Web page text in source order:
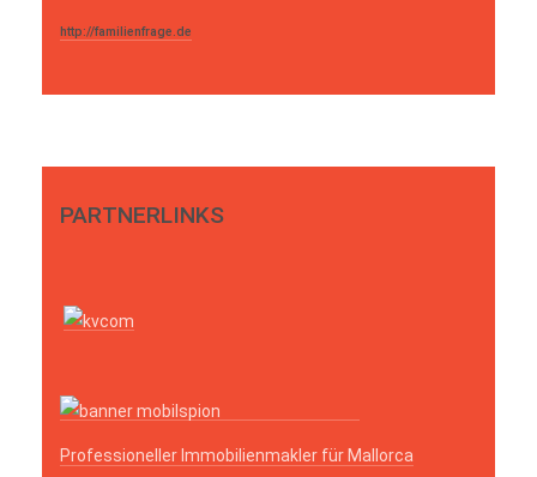
http://familienfrage.de
PARTNERLINKS
Professioneller Immobilienmakler für Mallorca